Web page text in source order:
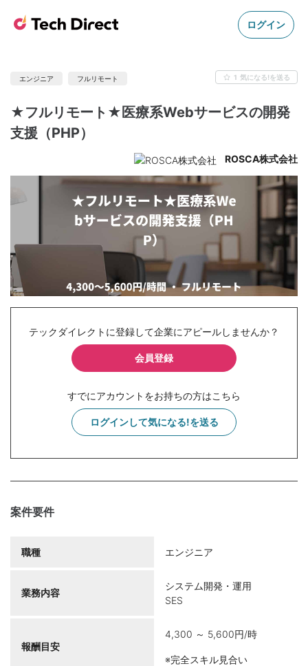
ログイン
エンジニア フルリモート 1 気になる!を送る
★フルリモート★医療系Webサービスの開発
支援（PHP）
ROSCA株式会社
テックダイレクトに登録して企業にアピールしませんか？
会員登録
すでにアカウントをお持ちの方はこちら
ログインして気になる!を送る
案件要件
職種 エンジニア
業務内容
システム開発・運用
SES
報酬目安
4,300 ～ 5,600円/時
※完全スキル見合い